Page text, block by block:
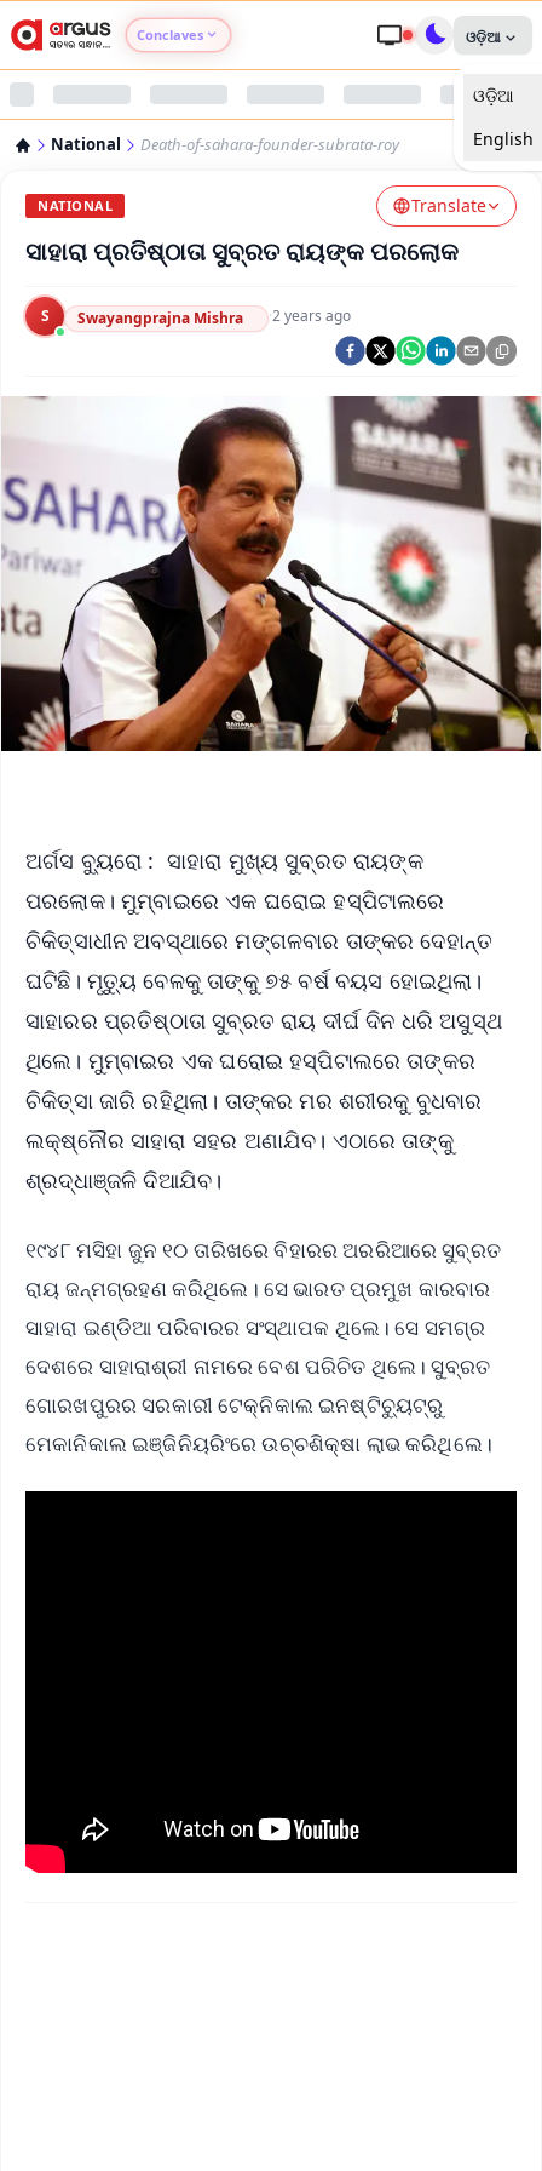
Conclaves
Argus Nari Shakti
Argus Swaad Odisha
Argus Chalo Dekhein Apna Desh
ଓଡ଼ିଆ
ଓଡ଼ିଆ
English
National Death-of-sahara-founder-subrata-roy
NATIONAL Translate
ସାହାରା ପ୍ରତିଷ୍ଠାତା ସୁବ୍ରତ ରାୟଙ୍କ ପରଲୋକ
S Swayangprajna Mishra ·2 years ago
ଅର୍ଗସ ବ୍ୟୁରୋ : ସାହାରା ମୁଖ୍ୟ ସୁବ୍ରତ ରାୟଙ୍କ
ପରଲୋକ। ମୁମ୍ବାଇରେ ଏକ ଘରୋଇ ହସ୍ପିଟାଲରେ
ଚିକିତ୍ସାଧୀନ ଅବସ୍ଥାରେ ମଙ୍ଗଳବାର ତାଙ୍କର ଦେହାନ୍ତ
ଘଟିଛି। ମୃତ୍ୟୁ ବେଳକୁ ତାଙ୍କୁ ୭୫ ବର୍ଷ ବୟସ ହୋଇଥିଲା।
ସାହାରର ପ୍ରତିଷ୍ଠାତା ସୁବ୍ରତ ରାୟ ଦୀର୍ଘ ଦିନ ଧରି ଅସୁସ୍ଥ
ଥିଲେ। ମୁମ୍ବାଇର ଏକ ଘରୋଇ ହସ୍ପିଟାଲରେ ତାଙ୍କର
ଚିକିତ୍ସା ଜାରି ରହିଥିଲା। ତାଙ୍କର ମର ଶରୀରକୁ ବୁଧବାର
ଲକ୍ଷ୍ନୌର ସାହାରା ସହର ଅଣାଯିବ। ଏଠାରେ ତାଙ୍କୁ
ଶ୍ରଦ୍ଧାଞ୍ଜଳି ଦିଆଯିବ।
୧୯୪୮ ମସିହା ଜୁନ ୧୦ ତାରିଖରେ ବିହାରର ଅରରିଆରେ ସୁବ୍ରତ
ରାୟ ଜନ୍ମଗ୍ରହଣ କରିଥିଲେ। ସେ ଭାରତ ପ୍ରମୁଖ କାରବାର
ସାହାରା ଇଣ୍ଡିଆ ପରିବାରର ସଂସ୍ଥାପକ ଥିଲେ। ସେ ସମଗ୍ର
ଦେଶରେ ସାହାରାଶ୍ରୀ ନାମରେ ବେଶ ପରିଚିତ ଥିଲେ। ସୁବ୍ରତ
ଗୋରଖପୁରର ସରକାରୀ ଟେକ୍ନିକାଲ ଇନଷ୍ଟିଚ୍ୟୁଟ୍‌ରୁ
ମେକାନିକାଲ ଇଞ୍ଜିନିୟରିଂରେ ଉଚ୍ଚଶିକ୍ଷା ଲାଭ କରିଥିଲେ।